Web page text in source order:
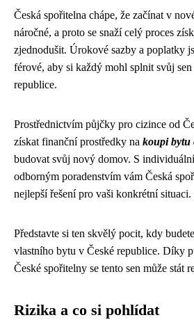
Česká spořitelna chápe, že začínat v
náročné, a proto se snaží celý proces
zjednodušit. Úrokové sazby a poplatky
férové, aby si každý mohl splnit svůj
republice.
Prostřednictvím půjčky pro cizince od
získat finanční prostředky na koupi bytu
budovat svůj nový domov. S
odborným poradenstvím vám Česká
nejlepší řešení pro vaši konkrétní situaci.
Představte si ten skvělý pocit, kdy
vlastního bytu v České republice. Díky
České spořitelny se tento sen může stát
Rizika a co si pohlídat